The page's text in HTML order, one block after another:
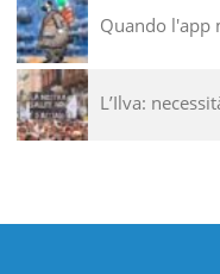
Quando l'app
L’Ilva: